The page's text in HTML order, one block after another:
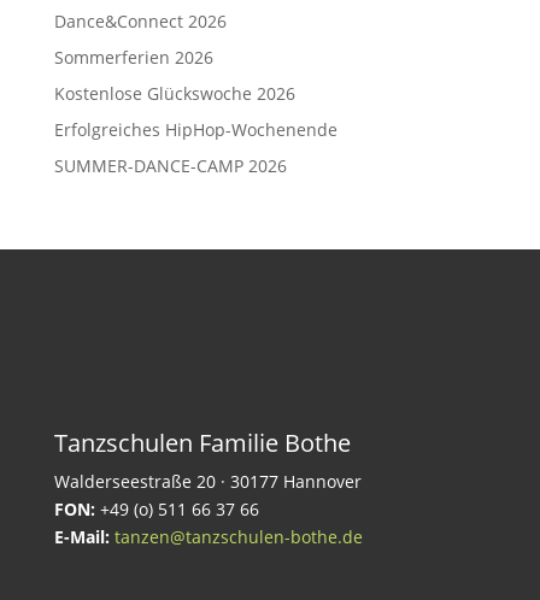
Dance&Connect 2026
Sommerferien 2026
Kostenlose Glückswoche 2026
Erfolgreiches HipHop-Wochenende
SUMMER-DANCE-CAMP 2026
Tanzschulen Familie Bothe
Walderseestraße 20 · 30177 Hannover
FON: +49 (o) 511 66 37 66
E-Mail: tanzen@tanzschulen-bothe.de